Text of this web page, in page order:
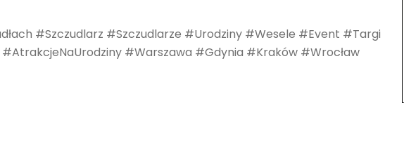
#Szczudlarz #Szczudlarze #Urodziny #Wesele #Event #Targi
#Warszawa #Gdynia #Kraków #Wrocław